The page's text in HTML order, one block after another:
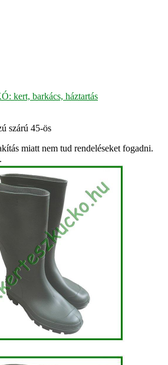
kert, barkács, háztartás
szárú 45-ös
miatt nem tud rendeléseket fogadni.